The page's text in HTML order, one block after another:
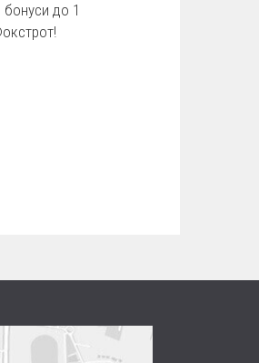
бонуси до 1